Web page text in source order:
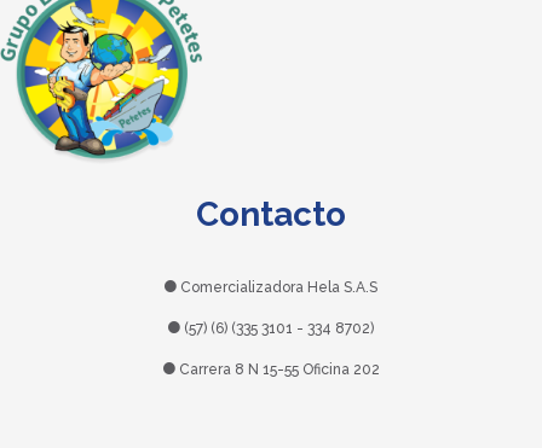
Contacto
Comercializadora Hela S.A.S
(57) (6) (335 3101 - 334 8702)
Carrera 8 N 15-55 Oficina 202